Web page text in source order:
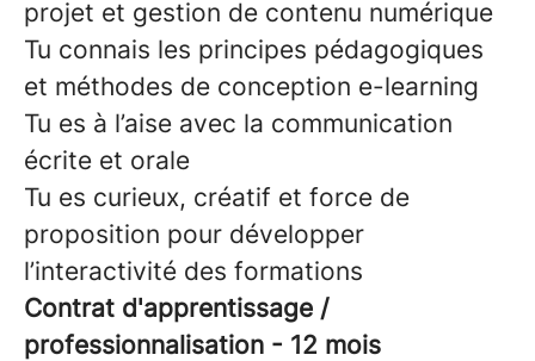
projet et gestion de contenu numérique
Tu connais les principes pédagogiques
et méthodes de conception e-learning
Tu es à l’aise avec la communication
écrite et orale
Tu es curieux, créatif et force de
proposition pour développer
l’interactivité des formations
Contrat d'apprentissage /
professionnalisation - 12 mois